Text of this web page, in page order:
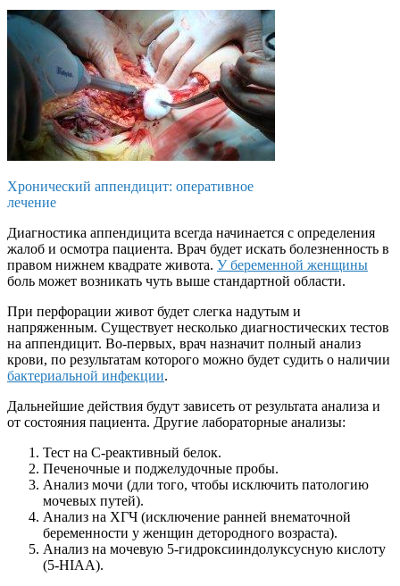
Хронический аппендицит: оперативное
лечение
Диагностика аппендицита всегда начинается с определения
жалоб и осмотра пациента. Врач будет искать болезненность в
правом нижнем квадрате живота. У беременной женщины
боль может возникать чуть выше стандартной области.
При перфорации живот будет слегка надутым и
напряженным. Существует несколько диагностических тестов
на аппендицит. Во-первых, врач назначит полный анализ
крови, по результатам которого можно будет судить о наличии
бактериальной инфекции.
Дальнейшие действия будут зависеть от результата анализа и
от состояния пациента. Другие лабораторные анализы:
Тест на C-реактивный белок.
Печеночные и поджелудочные пробы.
Анализ мочи (дли того, чтобы исключить патологию
мочевых путей).
Анализ на ХГЧ (исключение ранней внематочной
беременности у женщин детородного возраста).
Анализ на мочевую 5-гидроксииндолуксусную кислоту
(5-HIAA).